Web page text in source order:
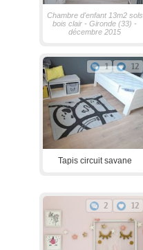
Chambre d'enfant 13m2 sols
bois clair - Gironde (33) -
décembre 2015
1 12
Tapis circuit savane
2 12